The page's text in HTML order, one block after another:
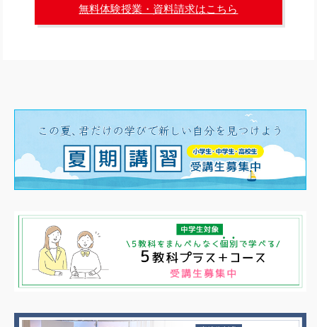
無料体験授業・資料請求はこちら